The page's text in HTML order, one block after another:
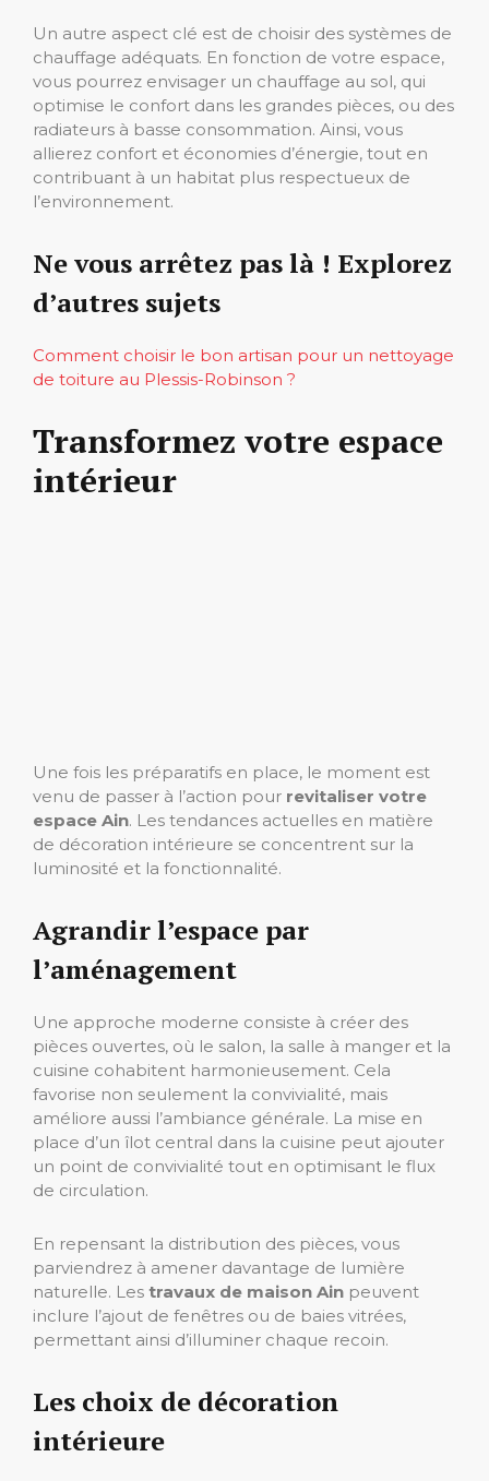
Un autre aspect clé est de choisir des systèmes de
chauffage adéquats. En fonction de votre espace,
vous pourrez envisager un chauffage au sol, qui
optimise le confort dans les grandes pièces, ou des
radiateurs à basse consommation. Ainsi, vous
allierez confort et économies d’énergie, tout en
contribuant à un habitat plus respectueux de
l’environnement.
Ne vous arrêtez pas là ! Explorez
d’autres sujets
Comment choisir le bon artisan pour un nettoyage
de toiture au Plessis-Robinson ?
Transformez votre espace
intérieur
Une fois les préparatifs en place, le moment est
venu de passer à l’action pour revitaliser votre
espace Ain. Les tendances actuelles en matière
de décoration intérieure se concentrent sur la
luminosité et la fonctionnalité.
Agrandir l’espace par
l’aménagement
Une approche moderne consiste à créer des
pièces ouvertes, où le salon, la salle à manger et la
cuisine cohabitent harmonieusement. Cela
favorise non seulement la convivialité, mais
améliore aussi l’ambiance générale. La mise en
place d’un îlot central dans la cuisine peut ajouter
un point de convivialité tout en optimisant le flux
de circulation.
En repensant la distribution des pièces, vous
parviendrez à amener davantage de lumière
naturelle. Les travaux de maison Ain peuvent
inclure l’ajout de fenêtres ou de baies vitrées,
permettant ainsi d’illuminer chaque recoin.
Les choix de décoration
intérieure